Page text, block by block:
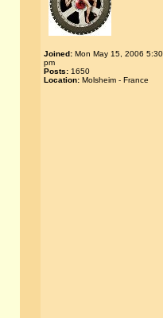
Joined: Mon May 15, 2006 5:30
pm
Posts: 1650
Location: Molsheim - France